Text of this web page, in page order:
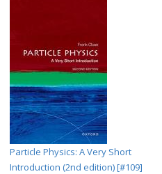
Particle Physics: A Very Short
Introduction (2nd edition) [#109]